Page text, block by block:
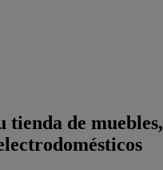
tienda de muebles,